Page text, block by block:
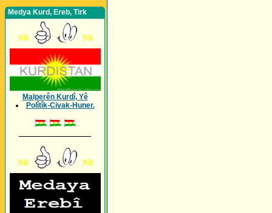
Medya Kurd, Ereb, Tirk
Malperên Kurdî, Yê
Polîtîk-Civak-Huner.